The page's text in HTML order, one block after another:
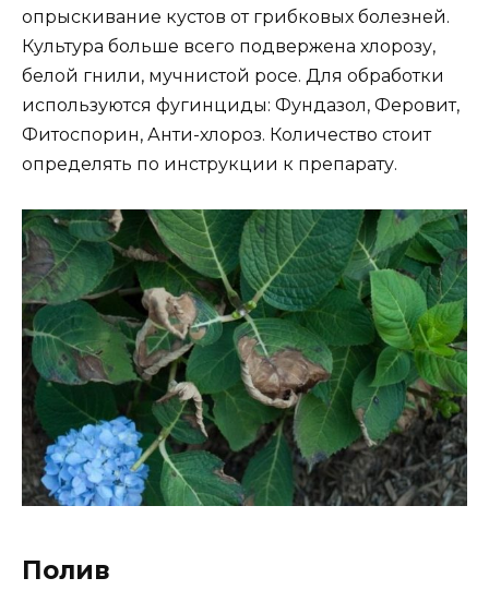
опрыскивание кустов от грибковых болезней.
Культура больше всего подвержена хлорозу,
белой гнили, мучнистой росе. Для обработки
используются фугинциды: Фундазол, Феровит,
Фитоспорин, Анти-хлороз. Количество стоит
определять по инструкции к препарату.
Полив